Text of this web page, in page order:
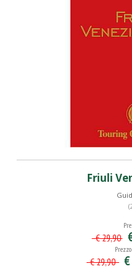
Friuli
€ 29,90
€ 29,90 €